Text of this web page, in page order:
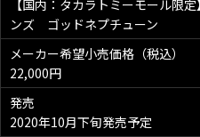
【国内：タカラトミーモール限
ンズ ゴッドネプチューン
メーカー希望小売価格（税込）
22,000円
発売
2020年10月下旬発売予定